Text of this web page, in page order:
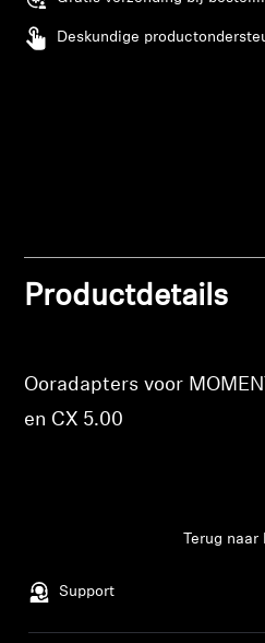
Professioneel
Deskundige
Productdetails
Ooradapters voor
en CX 5.00
Support
Terug naar